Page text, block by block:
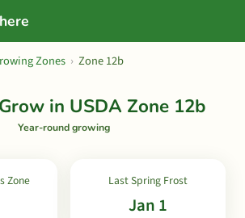
Zones › Zone 12b
in USDA Zone 12b
Year-round growing
Zone Last Spring Frost
Jan 1